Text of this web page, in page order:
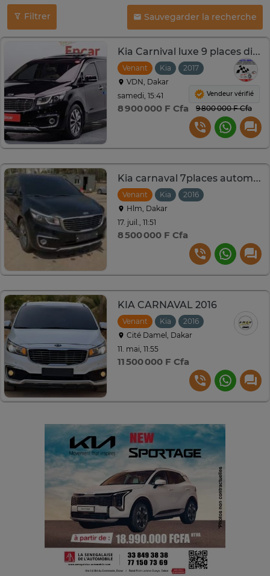
Filtrer Sauvegarder la recherche
Kia Carnival luxe 9 places diesel 2017
Venant Kia 2017
Automatique
VDN, Dakar
samedi, 15:41
8 900 000 F Cfa 9 800 000 F Cfa
Vendeur vérifié
Kia carnaval 7places automatique diesel
Venant Kia 2016
Hlm, Dakar
17. juil., 11:51
8 500 000 F Cfa
KIA CARNAVAL 2016
Venant Kia 2016
Automatique
Cité Damel, Dakar
11. mai, 11:55
11 500 000 F Cfa